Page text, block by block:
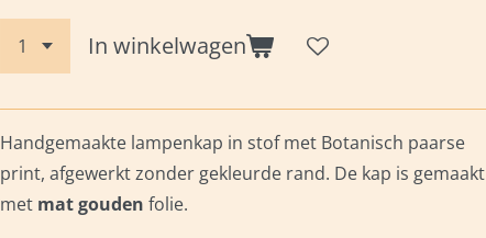
In winkelwagen
Handgemaakte lampenkap in stof met Botanisch paarse
print, afgewerkt zonder gekleurde rand. De kap is gemaakt
met mat gouden folie.